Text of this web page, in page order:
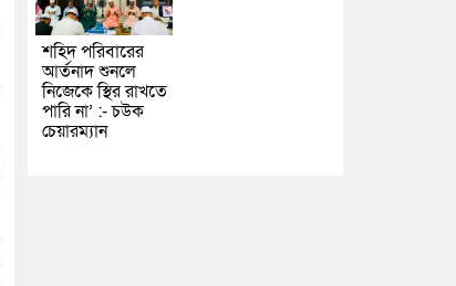
শহিদ পরিবারের
আর্তনাদ শুনলে
নিজেকে স্থির রাখতে
পারি না’ :- চউক
চেয়ারম্যান